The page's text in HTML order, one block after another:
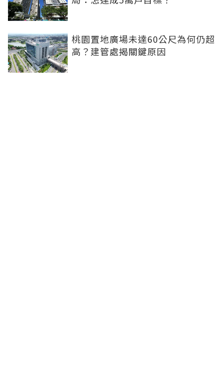
桃園置地廣場未達60公尺為何仍超
高？建管處揭關鍵原因